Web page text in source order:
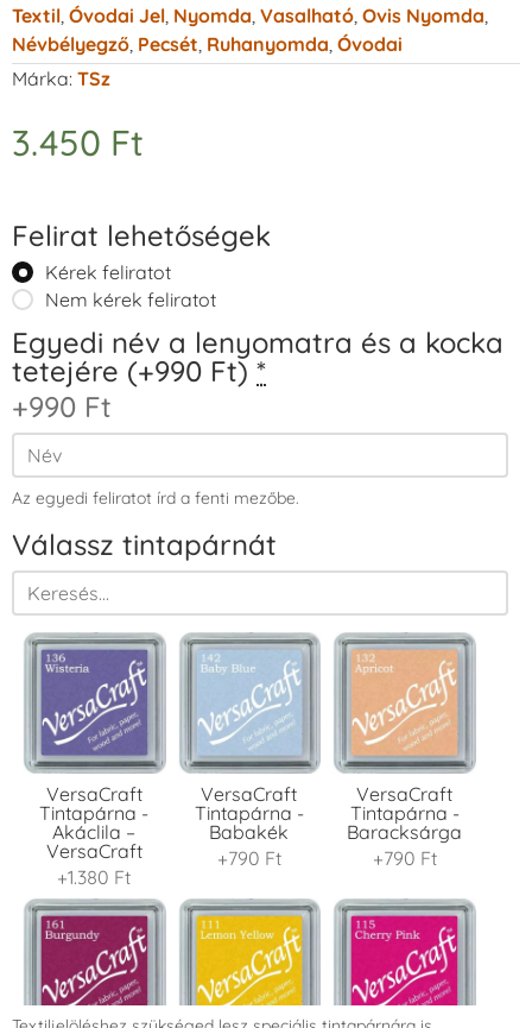
Textil Óvodai Jel Nyomda Vasalható Ovis Nyomda
Névbélyegző Pecsét Ruhanyomda Óvodai
Márka: TSz
3.450 Ft
Felirat lehetőségek
Kérek feliratot
Nem kérek feliratot
Egyedi név a lenyomatra és a kocka
tetejére (+990 Ft) *
+990 Ft
Az egyedi feliratot írd a fenti mezőbe.
Válassz tintapárnát
VersaCraft
Tintapárna -
Akáclila –
VersaCraft
+1.380 Ft
VersaCraft
Tintapárna -
Babakék
+790 Ft
VersaCraft
Tintapárna -
Baracksárga
+790 Ft